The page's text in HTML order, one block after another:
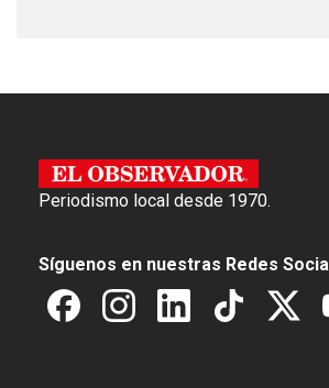
Periodismo local desde 1970.
Síguenos en nuestras Redes